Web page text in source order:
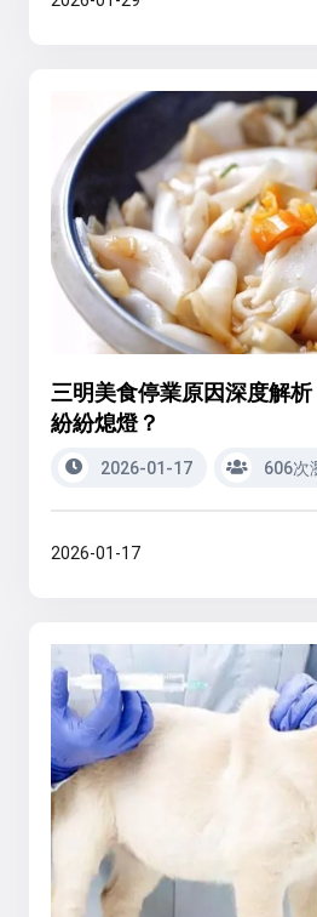
三明美食停業原因深度解
紛紛熄燈？
2026-01-17 606次
2026-01-17